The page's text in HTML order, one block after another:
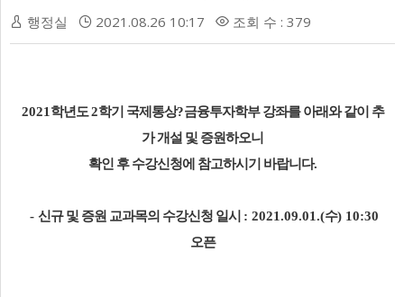
행정실 2021.08.26 10:17 조회 수 : 379
2021 학년도 2학기 국제통상?금융투자학부 강좌를 아래와 같이 추
가 개설 및 증원하오니
확인 후 수강신청에 참고하시기 바랍니다.
- 신규 및 증원 교과목의 수강신청 일시 : 2021.09.01.(수) 10:30
오픈